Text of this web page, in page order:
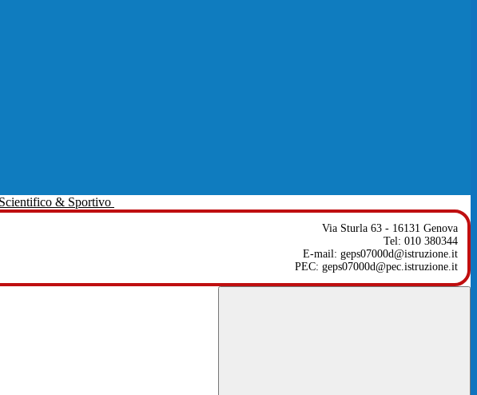
& Sportivo
Via Sturla 63 - 16131 Genova
Tel: 010 380344
E-mail: geps07000d@istruzione.it
PEC: geps07000d@pec.istruzione.it